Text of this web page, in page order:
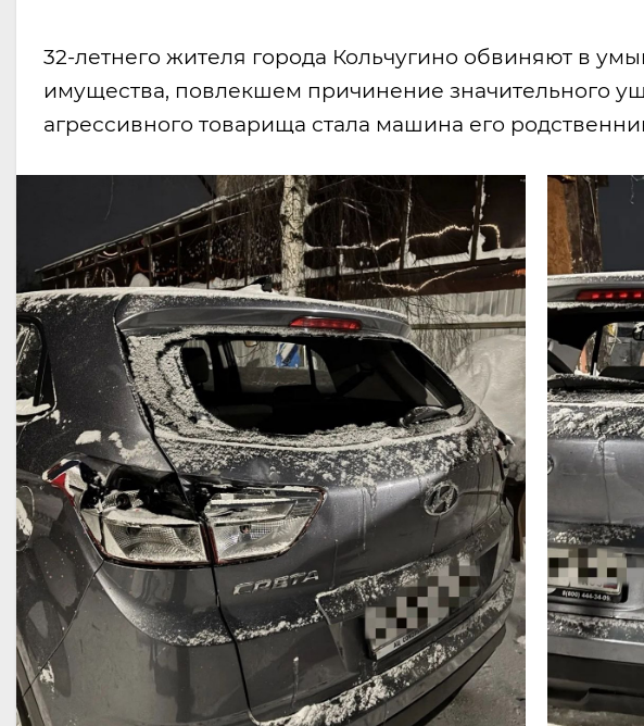
32-летнего жителя города Кольчугино обвиняют в
имущества, повлекшем причинение значительного
агрессивного товарища стала машина его